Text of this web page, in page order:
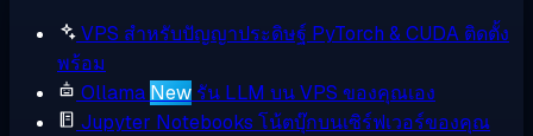
VPS สำหรับปัญญาประดิษฐ์ PyTorch & CUDA ติดตั้ง
พร้อม
Ollama New รัน LLM บน VPS ของคุณเอง
Jupyter Notebooks โน้ตบุ๊กบนเซิร์ฟเวอร์ของคุณ